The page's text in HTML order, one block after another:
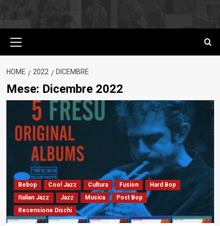
principale
HOME 2022 DICEMBRE
Mese: Dicembre 2022
Bebop Cool Jazz Cultura Fusion
Hard Bop
Italian Jazz
Jazz Musica
Post Bop
Recensione Dischi